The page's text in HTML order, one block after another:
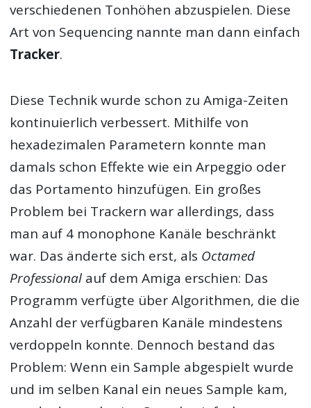
verschiedenen Tonhöhen abzuspielen. Diese
Art von Sequencing nannte man dann einfach
Tracker.
Diese Technik wurde schon zu Amiga-Zeiten
kontinuierlich verbessert. Mithilfe von
hexadezimalen Parametern konnte man
damals schon Effekte wie ein Arpeggio oder
das Portamento hinzufügen. Ein großes
Problem bei Trackern war allerdings, dass
man auf 4 monophone Kanäle beschränkt
war. Das änderte sich erst, als Octamed
Professional auf dem Amiga erschien: Das
Programm verfügte über Algorithmen, die die
Anzahl der verfügbaren Kanäle mindestens
verdoppeln konnte. Dennoch bestand das
Problem: Wenn ein Sample abgespielt wurde
und im selben Kanal ein neues Sample kam,